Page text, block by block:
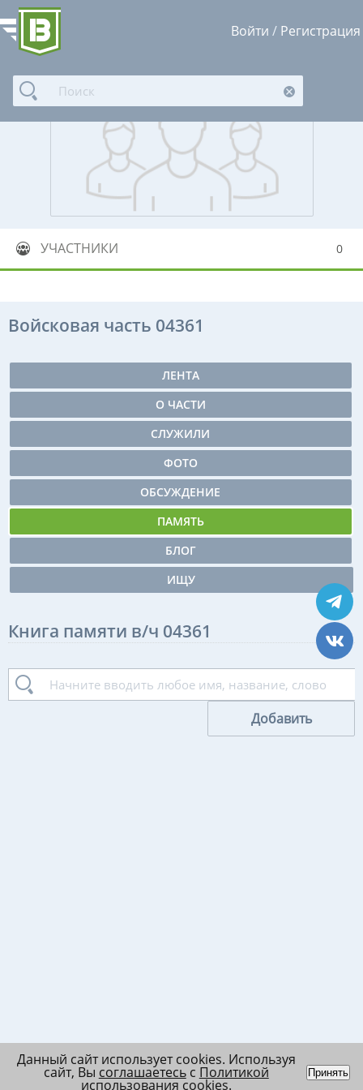
Войти / Регистрация
УЧАСТНИКИ 0
Войсковая часть 04361
ЛЕНТА
О ЧАСТИ
СЛУЖИЛИ
ФОТО
ОБСУЖДЕНИЕ
ПАМЯТЬ
БЛОГ
ИЩУ
Книга памяти в/ч 04361
Добавить
Данный сайт использует cookies. Используя
сайт, Вы соглашаетесьс Политикой
использования cookies.
Принять